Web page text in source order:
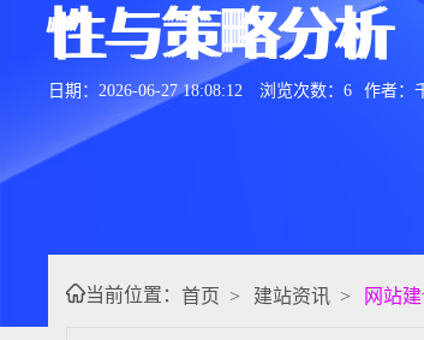
性与策略分析
日期：2026-06-27 18:08:12 浏览次数：6 作者：
当前位置： 首页 > 建站资讯 > 网站